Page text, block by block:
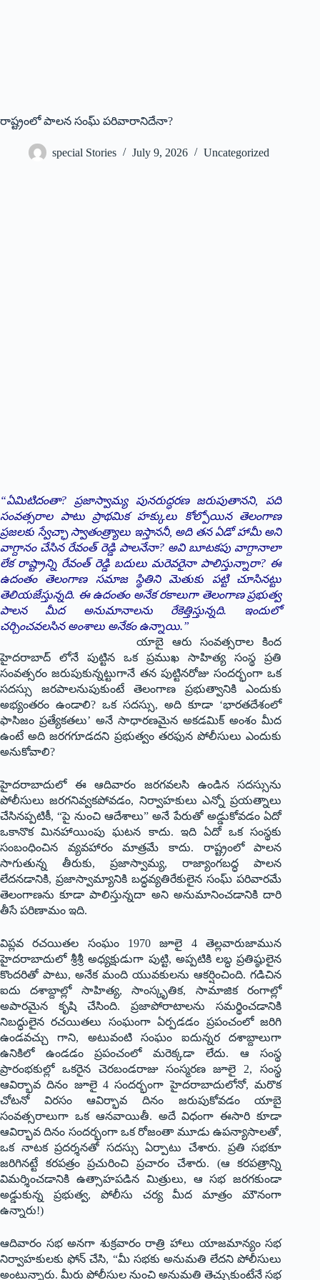
రాష్ట్రంలో పాలన సంఘ్ పరివారానిదేనా?
special Stories July 9, 2026 Uncategorized
“ఏమిటిదంతా? ప్రజాస్వామ్య పునరుద్ధరణ జరుపుతానని, పది
సంవత్సరాల పాటు ప్రాథమిక హక్కులు కోల్పోయిన తెలంగాణ
ప్రజలకు స్వేచ్ఛా స్వాతంత్ర్యాలు ఇస్తాననీ, అది తన ఏడో హామీ అని
వాగ్దానం చేసిన రేవంత్ రెడ్డి పాలనేనా? అవి బూటకపు వాగ్దానాలా
లేక రాష్ట్రాన్ని రేవంత్ రెడ్డి బదులు మరెవరైనా పాలిస్తున్నారా? ఈ
ఉదంతం తెలంగాణ సమాజ స్థితిని మెతుకు పట్టి చూసినట్టు
తెలియజేస్తున్నది. ఈ ఉదంతం అనేక రకాలుగా తెలంగాణ ప్రభుత్వ
పాలన మీద అనుమానాలను రేకెత్తిస్తున్నది. ఇందులో
చర్చించవలసిన అంశాలు అనేకం ఉన్నాయి.”
యాబై ఆరు సంవత్సరాల కింద
హైదరాబాద్ లోనే పుట్టిన ఒక ప్రముఖ సాహిత్య సంస్థ ప్రతి
సంవత్సరం జరుపుకున్నట్టుగానే తన పుట్టినరోజు సందర్భంగా ఒక
సదస్సు జరపాలనుపుకుంటే తెలంగాణ ప్రభుత్వానికి ఎందుకు
అభ్యంతరం ఉండాలి? ఒక సదస్సు, అది కూడా ‘భారతదేశంలో
ఫాసిజం ప్రత్యేకతలు’ అనే సాధారణమైన అకడమిక్ అంశం మీద
ఉంటే అది జరగగూడదని ప్రభుత్వం తరఫున పోలీసులు ఎందుకు
అనుకోవాలి?
హైదరాబాదులో ఈ ఆదివారం జరగవలసి ఉండిన సదస్సును
పోలీసులు జరగనివ్వకపోవడం, నిర్వాహకులు ఎన్నో ప్రయత్నాలు
చేసినప్పటికీ, “పై నుంచి ఆదేశాలు” అనే పేరుతో అడ్డుకోవడం ఏదో
ఒకానొక మినహాయింపు ఘటన కాదు. ఇది ఏదో ఒక సంస్థకు
సంబంధించిన వ్యవహారం మాత్రమే కాదు. రాష్ట్రంలో పాలన
సాగుతున్న తీరుకు, ప్రజాస్వామ్య, రాజ్యాంగబద్ధ పాలన
లేదనడానికి, ప్రజాస్వామ్యానికి బద్ధవ్యతిరేకులైన సంఘ్ పరివారమే
తెలంగాణను కూడా పాలిస్తున్నదా అని అనుమానించడానికి దారి
తీసే పరిణామం ఇది.
విప్లవ రచయితల సంఘం 1970 జూలై 4 తెల్లవారుజామున
హైదరాబాదులో శ్రీశ్రీ అధ్యక్షుడుగా పుట్టి, అప్పటికి లబ్ధ ప్రతిష్ఠులైన
కొందరితో పాటు, అనేక మంది యువకులను ఆకర్షించింది. గడిచిన
ఐదు దశాబ్దాల్లో సాహిత్య, సాంస్కృతిక, సామాజిక రంగాల్లో
అపారమైన కృషి చేసింది. ప్రజాపోరాటాలను సమర్థించడానికి
నిబద్ధులైన రచయితలు సంఘంగా ఏర్పడడం ప్రపంచంలో జరిగి
ఉండవచ్చు గాని, అటువంటి సంఘం ఐదున్నర దశాబ్దాలుగా
ఉనికిలో ఉండడం ప్రపంచంలో మరెక్కడా లేదు. ఆ సంస్థ
ప్రారంభకుల్లో ఒకరైన చెరబండరాజు సంస్మరణ జూలై 2, సంస్థ
ఆవిర్భావ దినం జూలై 4 సందర్భంగా హైదరాబాదులోనో, మరొక
చోటనో విరసం ఆవిర్భావ దినం జరుపుకోవడం యాబై
సంవత్సరాలుగా ఒక ఆనవాయితీ. అదే విధంగా ఈసారి కూడా
ఆవిర్భావ దినం సందర్భంగా ఒక రోజంతా మూడు ఉపన్యాసాలతో,
ఒక నాటక ప్రదర్శనతో సదస్సు ఏర్పాటు చేశారు. ప్రతి సభకూ
జరిగినట్టే కరపత్రం ప్రచురించి ప్రచారం చేశారు. (ఆ కరపత్రాన్ని
విమర్శించడానికి ఉత్సాహపడిన మిత్రులు, ఆ సభ జరగకుండా
అడ్డుకున్న ప్రభుత్వ, పోలీసు చర్య మీద మాత్రం మౌనంగా
ఉన్నారు!)
ఆదివారం సభ అనగా శుక్రవారం రాత్రి హాలు యాజమాన్యం సభ
నిర్వాహకులకు ఫోన్ చేసి, “మీ సభకు అనుమతి లేదని పోలీసులు
అంటున్నారు. మీరు పోలీసుల నుంచి అనుమతి తెచ్చుకుంటేనే సభ